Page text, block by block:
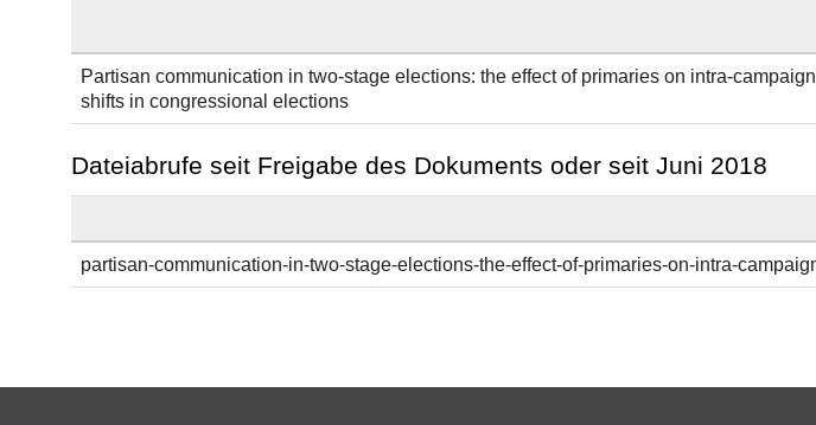
Partisan communication in two-stage elections: the effect of primaries on intra-
shifts in congressional elections
Dateiabrufe seit Freigabe des Dokuments oder seit Juni 2018
partisan-communication-in-two-stage-elections-the-effect-of-primaries-on-intra-